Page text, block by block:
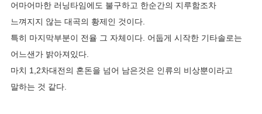
어마어마한 러닝타임에도 불구하고 한순간의 지루함조차
느껴지지 않는 대곡의 황제인 것이다.
특히 마지막부분이 전율 그 자체이다. 어둡게 시작한 기타솔로는
어느샌가 밝아져있다.
마치 1,2차대전의 혼돈을 넘어 남은것은 인류의 비상뿐이라고
말하는 것 같다.